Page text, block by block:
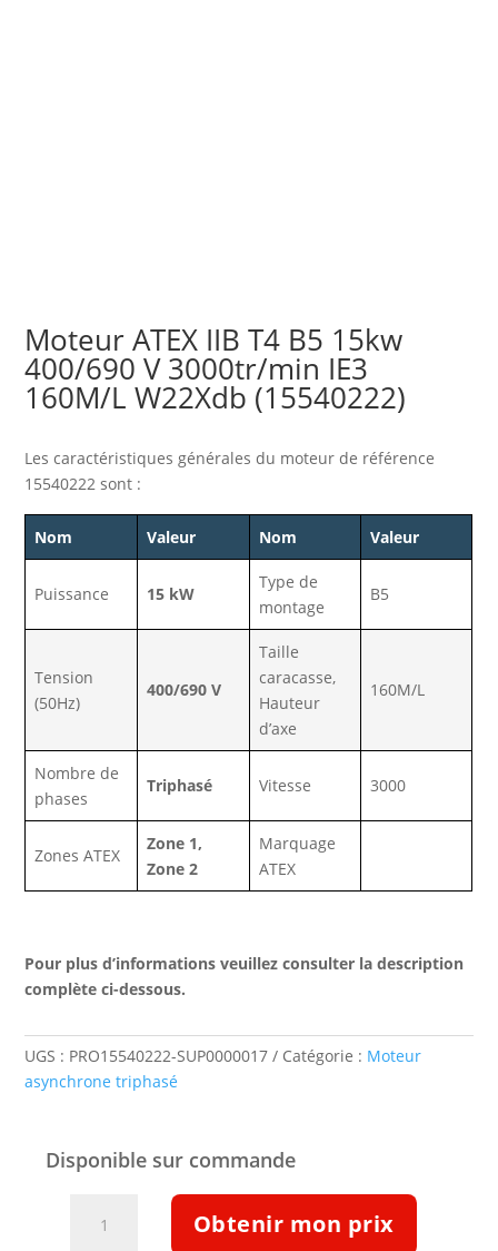
Moteur ATEX IIB T4 B5 15kw
400/690 V 3000tr/min IE3
160M/L W22Xdb (15540222)
Les caractéristiques générales du moteur de référence
15540222 sont :
Nom Valeur Nom Valeur
Puissance 15 kW
Type de
montage
B5
Tension
(50Hz)
400/690 V
Taille
caracasse,
Hauteur
d’axe
160M/L
Nombre de
phases
Triphasé Vitesse 3000
Zones ATEX
Zone 1,
Zone 2
Marquage
ATEX
Pour plus d’informations veuillez consulter la description
complète ci-dessous.
UGS : PRO15540222-SUP0000017 Catégorie : Moteur
asynchrone triphasé
Disponible sur commande
Obtenir mon prix